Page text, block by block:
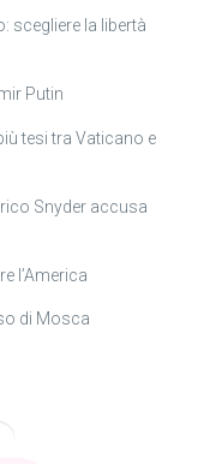
scegliere la libertà
Putin
tesi tra Vaticano e
Snyder accusa
l’America
di Mosca